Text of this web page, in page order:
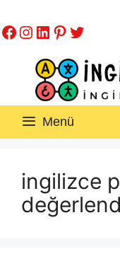
atla
Facebook
Instagram
LinkedIn
Pinterest
Twitter
Menü
ingilizce